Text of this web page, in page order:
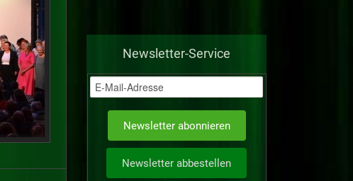
Newsletter-Service